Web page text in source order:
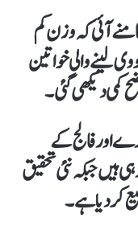
آئی کہ وزن کم
لینے والی خواتین
کمی دیکھی گئی۔
اور فالج کے
ہیں جبکہ نئی تحقیق
کر دیا ہے۔